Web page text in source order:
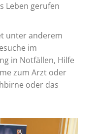
Leben gerufen
unter anderem
im
in Notfällen, Hilfe
zum Arzt oder
oder das